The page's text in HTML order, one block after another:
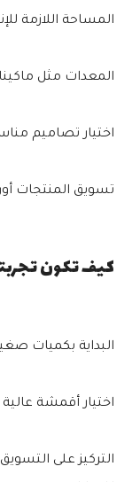
المساحة اللازمة
المعدات مثل
اختيار تصاميم
تسويق المنتجات
كيف تكون
البداية بكميات
اختيار أقمشة
التركيز على